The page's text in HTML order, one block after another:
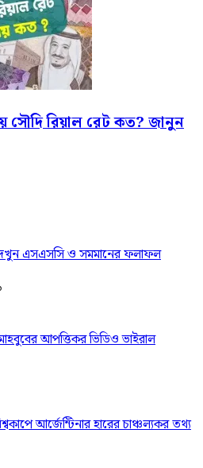
সৌদি রিয়াল রেট কত? জানুন
এসএসসি ও সমমানের ফলাফল
মাহবুবের আপত্তিকর ভিডিও ভাইরাল
আর্জেন্টিনার হারের চাঞ্চল্যকর তথ্য